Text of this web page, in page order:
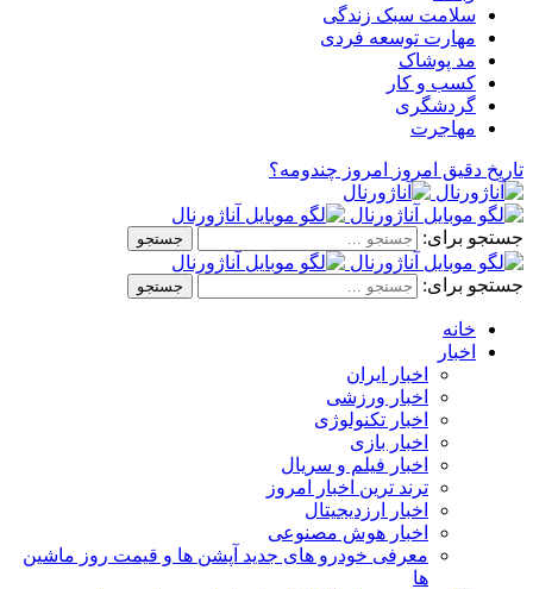
سلامت سبک زندگی
مهارت توسعه فردی
مد پوشاک
کسب و کار
گردشگری
مهاجرت
تاریخ دقیق امروز امروز چندومه؟
جستجو برای:
جستجو برای:
خانه
اخبار
اخبار ایران
اخبار ورزشی
اخبار تکنولوژی
اخبار بازی
اخبار فیلم و سریال
ترند ترین اخبار امروز
اخبار ارزدیجیتال
اخبار هوش مصنوعی
معرفی خودرو های جدید آپشن‌ ها و قیمت روز ماشین‌
ها